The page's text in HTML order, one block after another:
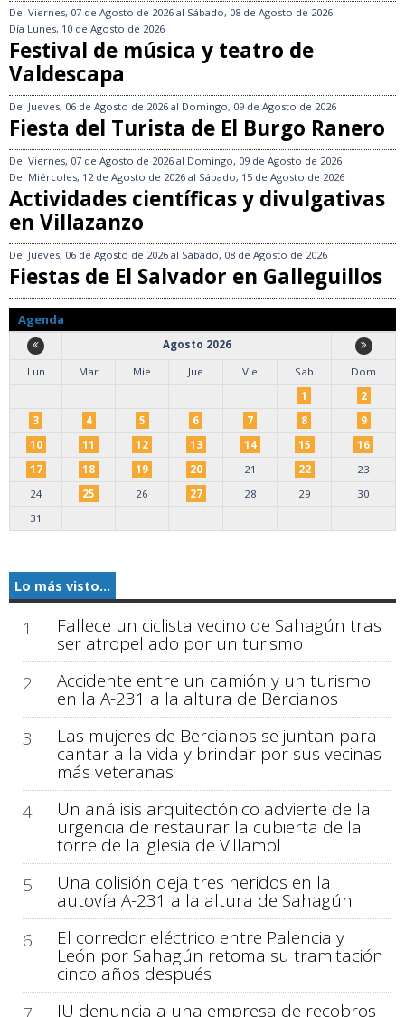
Del Viernes, 07 de Agosto de 2026 al Sábado, 08 de Agosto de 2026
Día Lunes, 10 de Agosto de 2026
Festival de música y teatro de
Valdescapa
Del Jueves, 06 de Agosto de 2026 al Domingo, 09 de Agosto de 2026
Fiesta del Turista de El Burgo Ranero
Del Viernes, 07 de Agosto de 2026 al Domingo, 09 de Agosto de 2026
Del Miércoles, 12 de Agosto de 2026 al Sábado, 15 de Agosto de 2026
Actividades científicas y divulgativas
en Villazanzo
Del Jueves, 06 de Agosto de 2026 al Sábado, 08 de Agosto de 2026
Fiestas de El Salvador en Galleguillos
Agenda
Agosto 2026
Lun
Mar Mie Jue Vie Sab
Dom
1
2
3
4 5 6 7 8
9
10
11 12 13 14 15
16
17
18 19 20 21 22
23
24
25 26 27 28 29
30
31
Lo más visto...
1 Fallece un ciclista vecino de Sahagún tras
ser atropellado por un turismo
2
Accidente entre un camión y un turismo
en la A-231 a la altura de Bercianos
3
Las mujeres de Bercianos se juntan para
cantar a la vida y brindar por sus vecinas
más veteranas
4
Un análisis arquitectónico advierte de la
urgencia de restaurar la cubierta de la
torre de la iglesia de Villamol
5
Una colisión deja tres heridos en la
autovía A-231 a la altura de Sahagún
6
El corredor eléctrico entre Palencia y
León por Sahagún retoma su tramitación
cinco años después
IU denuncia a una empresa de recobros